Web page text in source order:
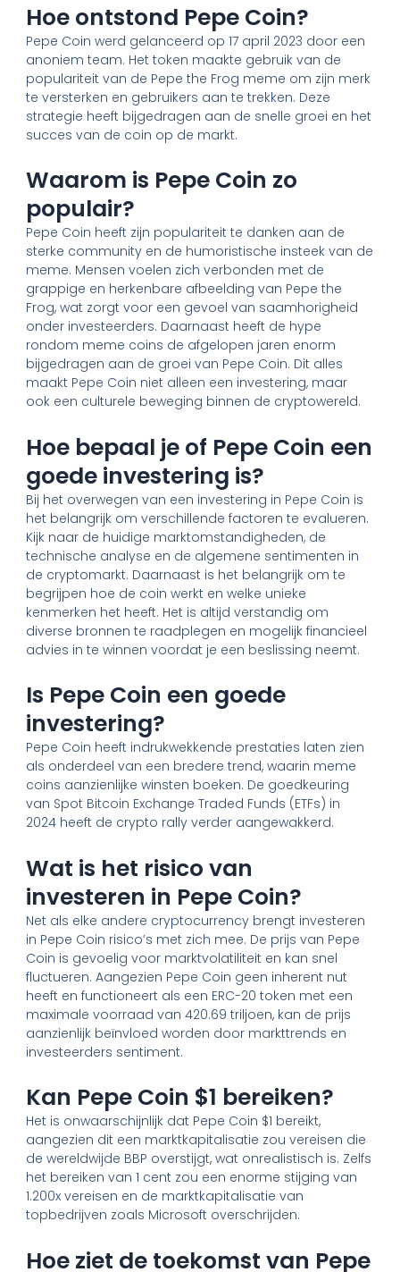
Hoe ontstond Pepe Coin?
Pepe Coin werd gelanceerd op 17 april 2023 door een
anoniem team. Het token maakte gebruik van de
populariteit van de Pepe the Frog meme om zijn merk
te versterken en gebruikers aan te trekken. Deze
strategie heeft bijgedragen aan de snelle groei en het
succes van de coin op de markt.
Waarom is Pepe Coin zo
populair?
Pepe Coin heeft zijn populariteit te danken aan de
sterke community en de humoristische insteek van de
meme. Mensen voelen zich verbonden met de
grappige en herkenbare afbeelding van Pepe the
Frog, wat zorgt voor een gevoel van saamhorigheid
onder investeerders. Daarnaast heeft de hype
rondom meme coins de afgelopen jaren enorm
bijgedragen aan de groei van Pepe Coin. Dit alles
maakt Pepe Coin niet alleen een investering, maar
ook een culturele beweging binnen de cryptowereld.
Hoe bepaal je of Pepe Coin een
goede investering is?
Bij het overwegen van een investering in Pepe Coin is
het belangrijk om verschillende factoren te evalueren.
Kijk naar de huidige marktomstandigheden, de
technische analyse en de algemene sentimenten in
de cryptomarkt. Daarnaast is het belangrijk om te
begrijpen hoe de coin werkt en welke unieke
kenmerken het heeft. Het is altijd verstandig om
diverse bronnen te raadplegen en mogelijk financieel
advies in te winnen voordat je een beslissing neemt.
Is Pepe Coin een goede
investering?
Pepe Coin heeft indrukwekkende prestaties laten zien
als onderdeel van een bredere trend, waarin meme
coins aanzienlijke winsten boeken. De goedkeuring
van Spot Bitcoin Exchange Traded Funds (ETFs) in
2024 heeft de crypto rally verder aangewakkerd.
Wat is het risico van
investeren in Pepe Coin?
Net als elke andere cryptocurrency brengt investeren
in Pepe Coin risico’s met zich mee. De prijs van Pepe
Coin is gevoelig voor marktvolatiliteit en kan snel
fluctueren. Aangezien Pepe Coin geen inherent nut
heeft en functioneert als een ERC-20 token met een
maximale voorraad van 420.69 triljoen, kan de prijs
aanzienlijk beïnvloed worden door markttrends en
investeerders sentiment.
Kan Pepe Coin $1 bereiken?
Het is onwaarschijnlijk dat Pepe Coin $1 bereikt,
aangezien dit een marktkapitalisatie zou vereisen die
de wereldwijde BBP overstijgt, wat onrealistisch is. Zelfs
het bereiken van 1 cent zou een enorme stijging van
1.200x vereisen en de marktkapitalisatie van
topbedrijven zoals Microsoft overschrijden.
Hoe ziet de toekomst van Pepe